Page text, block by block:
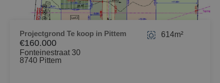
Projectgrond Te koop in Pittem
€160.000
Fonteinestraat 30
8740 Pittem
614m²